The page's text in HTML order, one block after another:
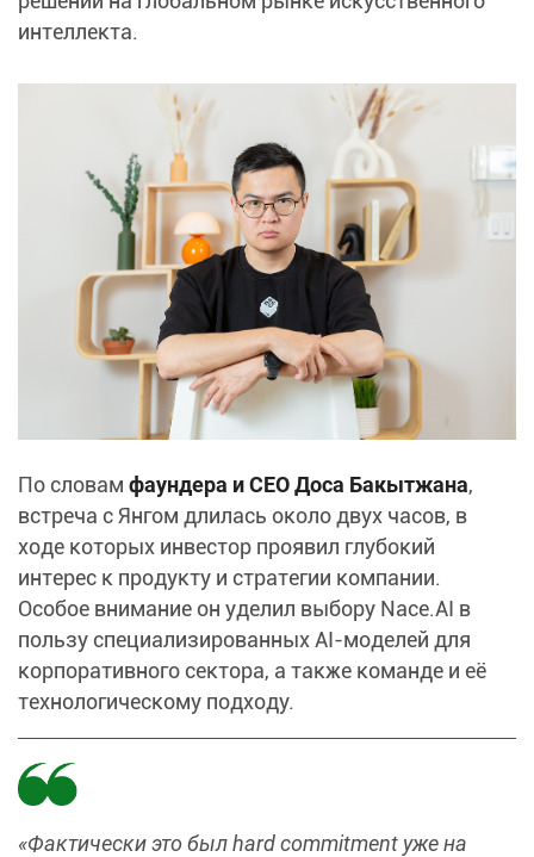
интеллекта.
По словам фаундера и CEO Доса Бакытжана,
встреча с Янгом длилась около двух часов, в
ходе которых инвестор проявил глубокий
интерес к продукту и стратегии компании.
Особое внимание он уделил выбору Nace.AI в
пользу специализированных AI-моделей для
корпоративного сектора, а также команде и её
технологическому подходу.
«Фактически это был hard commitment уже на